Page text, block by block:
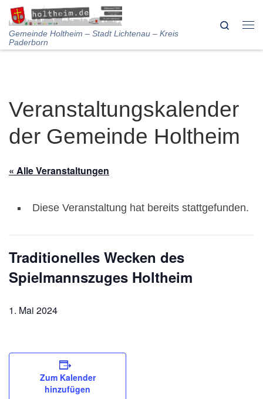
Skip to content
Gemeinde Holtheim – Stadt Lichtenau – Kreis
Paderborn
Search
Veranstaltungskalender
der Gemeinde Holtheim
« Alle Veranstaltungen
Diese Veranstaltung hat bereits stattgefunden.
Traditionelles Wecken des
Spielmannszuges Holtheim
1. Mai 2024
Zum Kalender
hinzufügen